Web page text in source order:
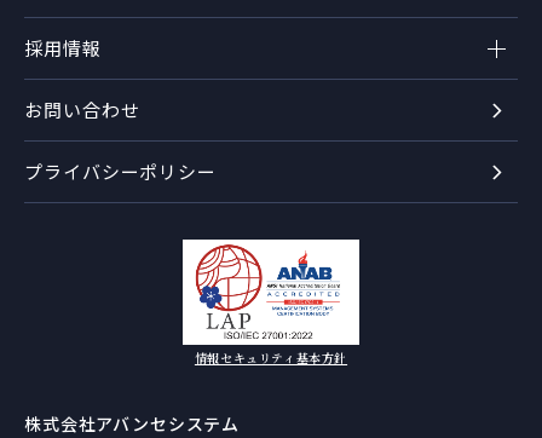
採用情報
お問い合わせ
プライバシーポリシー
株式会社アバンセシステム
情報セキュリティ基本方針